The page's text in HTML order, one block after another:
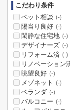
こだわり条件
ペット相談 (-)
陽当り良好 (-)
閑静な住宅地 (-)
デザイナーズ (-)
リフォーム済 (-)
リノベーション
眺望良好 (-)
メゾネット (-)
ベランダ (-)
バルコニー (-)